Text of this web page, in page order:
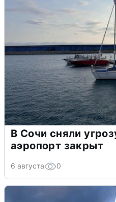
В Сочи сняли
аэропорт закрыт
6 августа 0